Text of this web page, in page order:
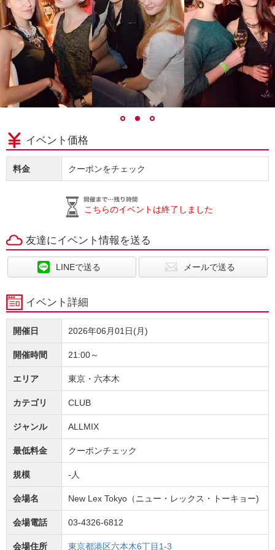
イベント価格
料金 クーポンをチェック
こちらのイベントは終了しました
友達にイベント情報を送る
LINEで送る メールで送る
イベント詳細
開催日 2026年06月01日(月)
開催時間 21:00～
エリア 東京・六本木
カテゴリ CLUB
ジャンル ALLMIX
最低料金 クーポンチェック
規模 -人
会場名 New Lex Tokyo（ニュー・レックス・トーキョー)
会場電話 03-4326-6812
会場住所 東京都港区六本木6丁目1-3